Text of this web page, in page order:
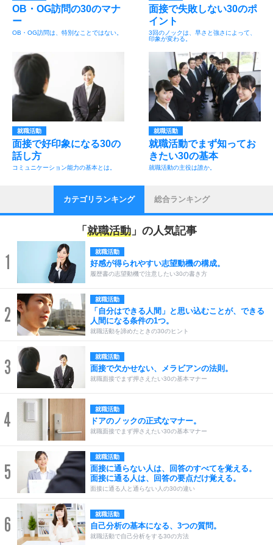
OB・OG訪問の30のマナ
ー
OB・OG訪問は、特別なことではない。
面接で失敗しない30のポ
イント
3回のノックは、早さと強さによって、
印象が変わる。
就職活動
面接で好印象になる30の
話し方
コミュニケーション能力の基本とは。
就職活動
就職活動でまず知ってお
きたい30の基本
就職活動の主役は誰か。
カテゴリランキング 総合ランキング
「 就職活動 」の人気記事
1 就職活動
好感が得られやすい志望動機の構成。
履歴書の志望動機で注意したい30の書き方
2
就職活動
「自分はできる人間」と思い込むことが、できる
人間になる条件の1つ。
就職活動を諦めたときの30のヒント
3 就職活動
面接で欠かせない、メラビアンの法則。
就職面接でまず押さえたい30の基本マナー
4 就職活動
ドアのノックの正式なマナー。
就職面接でまず押さえたい30の基本マナー
5
就職活動
面接に通らない人は、回答のすべてを覚える。
面接に通る人は、回答の要点だけ覚える。
面接に通る人と通らない人の30の違い
6 就職活動
自己分析の基本になる、3つの質問。
就職活動で自己分析をする30の方法